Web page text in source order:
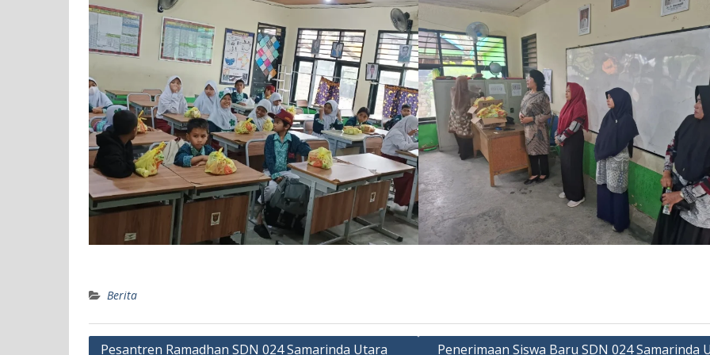
Berita
Navigasi
Pesantren Ramadhan SDN 024 Samarinda Utara Penerimaan Siswa Baru SDN 024 Samarinda